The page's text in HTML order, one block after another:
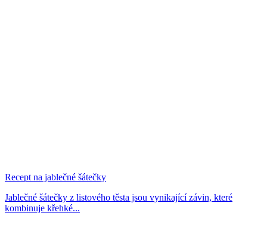
Recept na jablečné šátečky
Jablečné šátečky z listového těsta jsou vynikající závin, které
kombinuje křehké...